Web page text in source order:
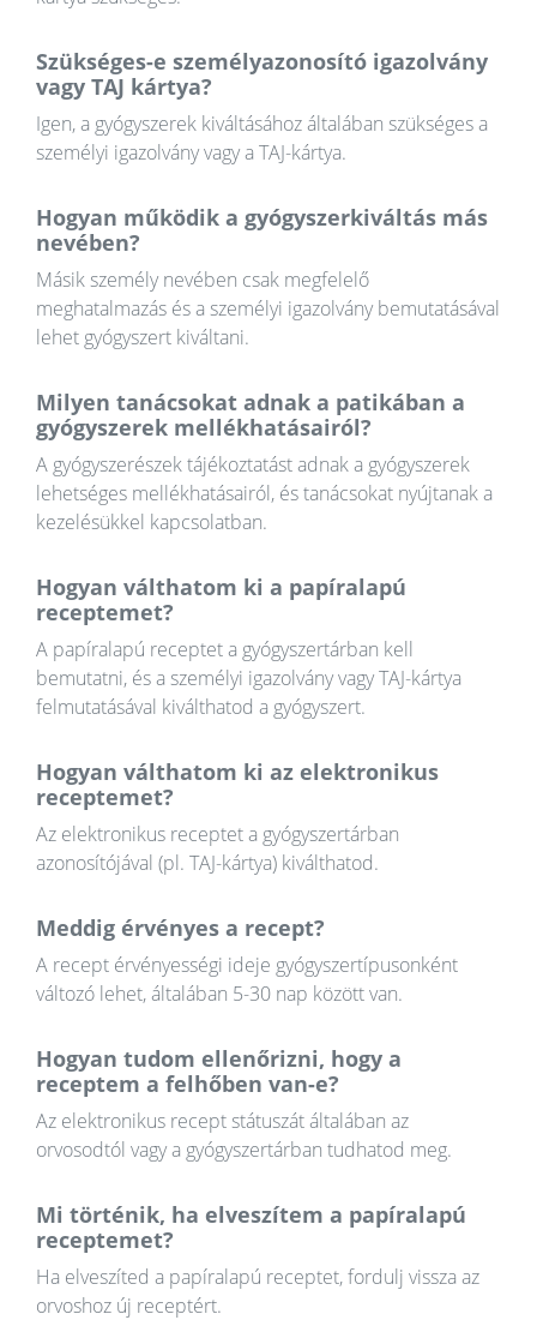
Szükséges-e személyazonosító igazolvány
vagy TAJ kártya?
Igen, a gyógyszerek kiváltásához általában szükséges a
személyi igazolvány vagy a TAJ-kártya.
Hogyan működik a gyógyszerkiváltás más
nevében?
Másik személy nevében csak megfelelő
meghatalmazás és a személyi igazolvány bemutatásával
lehet gyógyszert kiváltani.
Milyen tanácsokat adnak a patikában a
gyógyszerek mellékhatásairól?
A gyógyszerészek tájékoztatást adnak a gyógyszerek
lehetséges mellékhatásairól, és tanácsokat nyújtanak a
kezelésükkel kapcsolatban.
Hogyan válthatom ki a papíralapú
receptemet?
A papíralapú receptet a gyógyszertárban kell
bemutatni, és a személyi igazolvány vagy TAJ-kártya
felmutatásával kiválthatod a gyógyszert.
Hogyan válthatom ki az elektronikus
receptemet?
Az elektronikus receptet a gyógyszertárban
azonosítójával (pl. TAJ-kártya) kiválthatod.
Meddig érvényes a recept?
A recept érvényességi ideje gyógyszertípusonként
változó lehet, általában 5-30 nap között van.
Hogyan tudom ellenőrizni, hogy a
receptem a felhőben van-e?
Az elektronikus recept státuszát általában az
orvosodtól vagy a gyógyszertárban tudhatod meg.
Mi történik, ha elveszítem a papíralapú
receptemet?
Ha elveszíted a papíralapú receptet, fordulj vissza az
orvoshoz új receptért.